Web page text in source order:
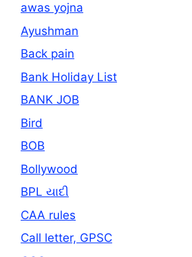
awas yojna
Ayushman
Back pain
Bank Holiday List
BANK JOB
Bird
BOB
Bollywood
BPL યાદી
CAA rules
Call letter, GPSC